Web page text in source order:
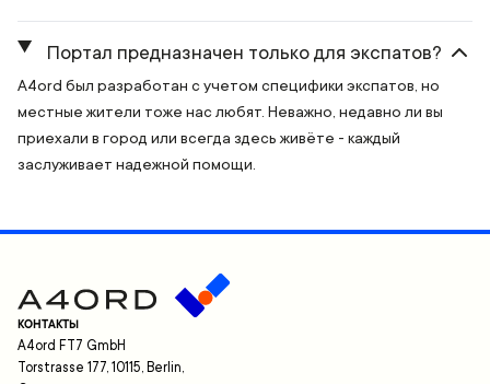
Портал предназначен только для экспатов?
A4ord был разработан с учетом специфики экспатов, но
местные жители тоже нас любят. Неважно, недавно ли вы
приехали в город или всегда здесь живёте - каждый
заслуживает надежной помощи.
КОНТАКТЫ
A4ord FT7 GmbH
Torstrasse 177, 10115, Berlin,